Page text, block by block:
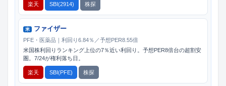
楽天 SBI(2914) 株探
米 ファイザー
PFE・医薬品｜利回り6.84％／予想PER8.55倍
米国株利回りランキング上位の7％近い利回り。予想PER8倍台の超割安
圏。7/24が権利落ち日。
楽天 SBI(PFE) 株探